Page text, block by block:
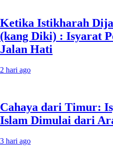
Ketika Istikharah
(kang Diki) : Isyarat
Jalan Hati
2 hari ago
Cahaya dari Timur:
Islam Dimulai dari
3 hari ago